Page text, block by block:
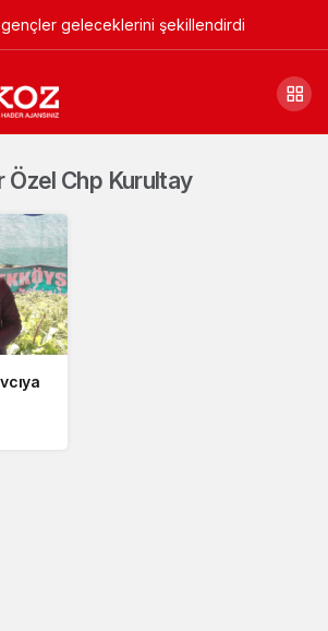
gençler geleceklerini şekillendirdi
Özel Chp Kurultay